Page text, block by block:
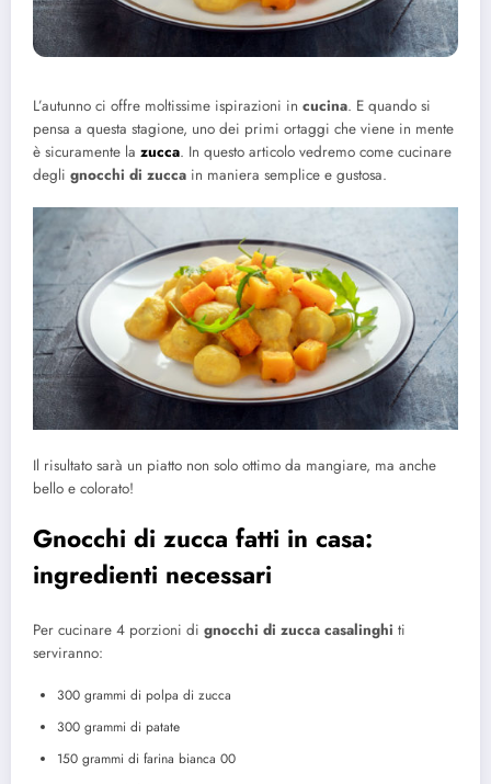
L’autunno ci offre moltissime ispirazioni in cucina. E quando si
pensa a questa stagione, uno dei primi ortaggi che viene in mente
è sicuramente la zucca. In questo articolo vedremo come cucinare
degli gnocchi di zucca in maniera semplice e gustosa.
Il risultato sarà un piatto non solo ottimo da mangiare, ma anche
bello e colorato!
Gnocchi di zucca fatti in casa:
ingredienti necessari
Per cucinare 4 porzioni di gnocchi di zucca casalinghi ti
serviranno:
300 grammi di polpa di zucca
300 grammi di patate
150 grammi di farina bianca 00